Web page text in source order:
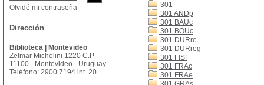
301
301 ANDp
301 BAUc
301 BOUc
301 DURre
301 DURreg
301 FISf
301 FRAc
301 FRAe
Olvidé mi contraseña
Dirección
Biblioteca | Montevideo
Zelmar Michelini 1220 C.P
11100 - Montevideo - Uruguay
Teléfono: 2900 7194 int. 20